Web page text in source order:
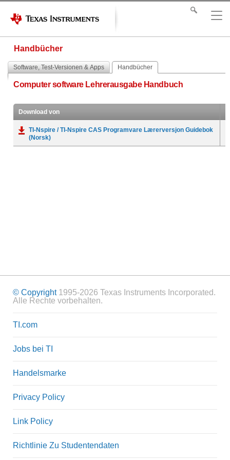
Handbücher
Software, Test-Versionen & Apps Handbücher
Computer software Lehrerausgabe Handbuch
Download von
TI-Nspire / TI-Nspire CAS Programvare Lærerversjon Guidebok
(Norsk)
© Copyright1995-2026 Texas Instruments Incorporated.
Alle Rechte vorbehalten.
TI.com
Jobs bei TI
Handelsmarke
Privacy Policy
Link Policy
Richtlinie Zu Studentendaten